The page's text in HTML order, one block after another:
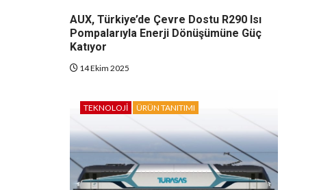
AUX, Türkiye’de Çevre Dostu R290 Isı
Pompalarıyla Enerji Dönüşümüne Güç
Katıyor
14 Ekim 2025
TEKNOLOJI ÜRÜN TANITIMI